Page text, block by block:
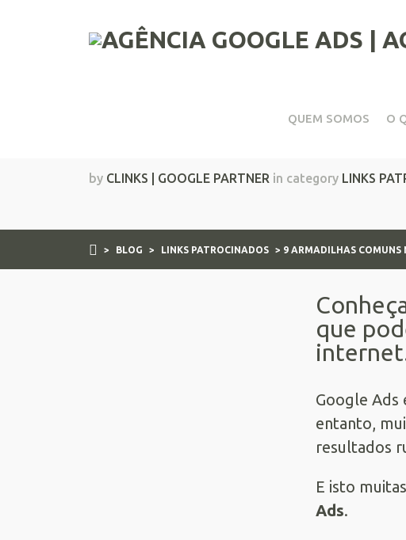
QUEM SOMOS O
9 armadilhas comuns
by CLINKS | GOOGLE PARTNER in category LINKS
> BLOG > LINKS PATROCINADOS > 9 ARMADILHAS COMUNS
que
Google Ads
entanto,
resultados
E isto
Ads.